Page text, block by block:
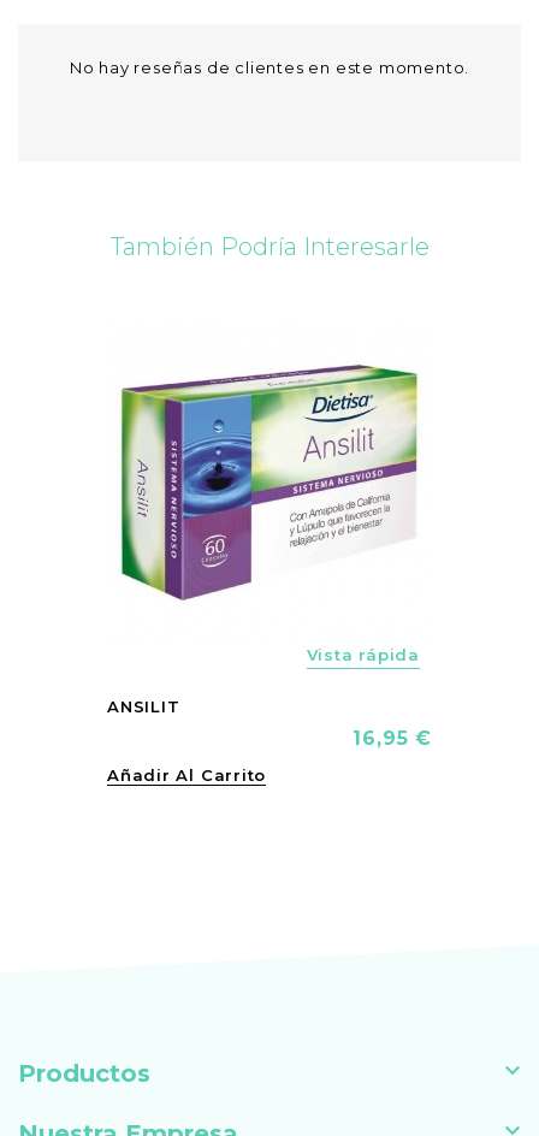
No hay reseñas de clientes en este momento.
También Podría Interesarle
Vista rápida
ANSILIT
Precio
16,95 €
Añadir Al Carrito
Productos 